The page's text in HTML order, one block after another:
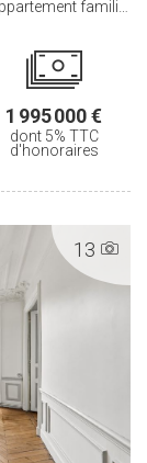
son parquet,
ETAGE avec
salle à manger,
salle de bains,
du Cherche-Midi
- PARIS 6
- PARIS 6
- PARIS 7
SUCCESSION -
1 995 000 €
dont 5% TTC
d'honoraires
13